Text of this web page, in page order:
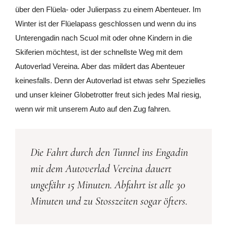
über den Flüela- oder Julierpass zu einem Abenteuer. Im
Winter ist der Flüelapass geschlossen und wenn du ins
Unterengadin nach Scuol mit oder ohne Kindern in die
Skiferien möchtest, ist der schnellste Weg mit dem
Autoverlad Vereina. Aber das mildert das Abenteuer
keinesfalls. Denn der Autoverlad ist etwas sehr Spezielles
und unser kleiner Globetrotter freut sich jedes Mal riesig,
wenn wir mit unserem Auto auf den Zug fahren.
Die Fahrt durch den Tunnel ins Engadin
mit dem Autoverlad Vereina dauert
ungefähr 15 Minuten. Abfahrt ist alle 30
Minuten und zu Stosszeiten sogar öfters.